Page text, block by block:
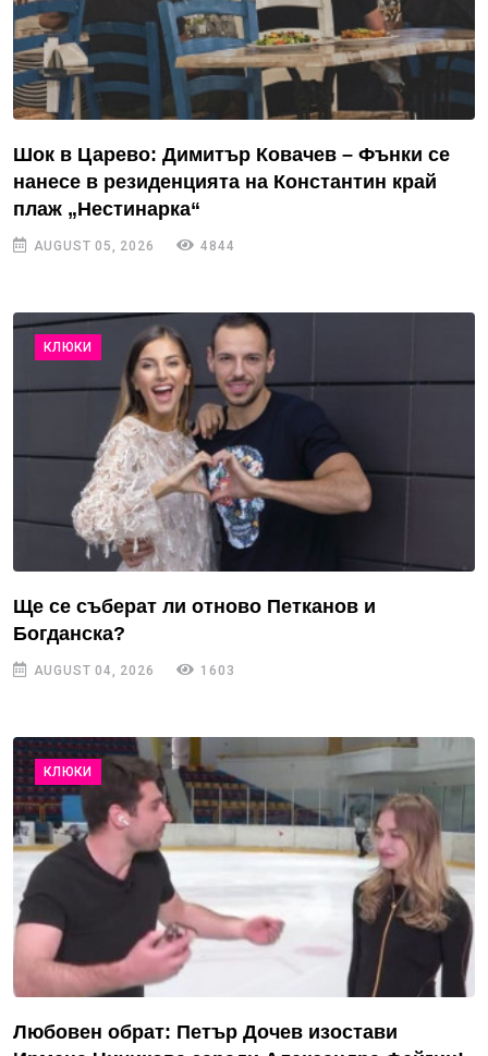
Шок в Царево: Димитър Ковачев – Фънки се
нанесе в резиденцията на Константин край
плаж „Нестинарка“
AUGUST 05, 2026 4844
КЛЮКИ
Ще се съберат ли отново Петканов и
Богданска?
AUGUST 04, 2026 1603
КЛЮКИ
Любовен обрат: Петър Дочев изостави